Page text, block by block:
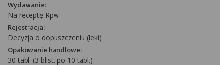
Wydawanie:
Na receptę Rpw
Rejestracja:
Decyzja o dopuszczeniu (leki)
Opakowanie handlowe:
30 tabl. (3 blist. po 10 tabl.)